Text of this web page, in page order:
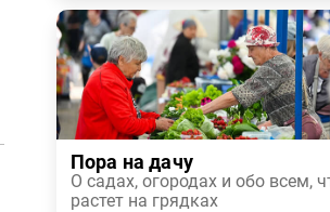
Пора на дачу
О садах, огородах и обо всем,
растет на грядках